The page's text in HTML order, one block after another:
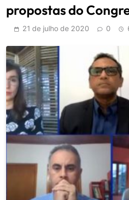
propostas do
21 de julho de 2020 0